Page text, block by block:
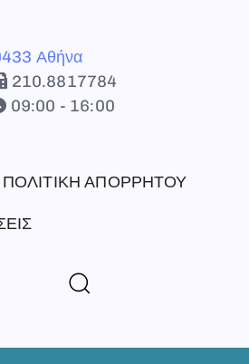
Αθήνα
210.8817784
09:00 - 16:00
ΠΟΛΙΤΙΚΗ ΑΠΟΡΡΗΤΟΥ